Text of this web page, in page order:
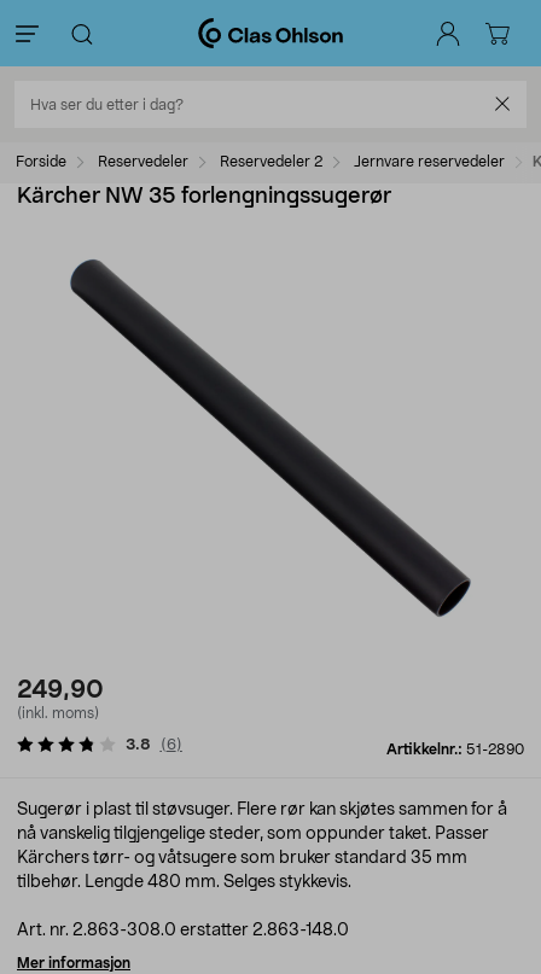
Forside Reservedeler Reservedeler 2 Jernvare reservedeler
Kärcher NW 35 forlengningssugerør
249,90
(inkl. moms)
Artikkelnr.: 51-2890
3.8 (6)
Sugerør i plast til støvsuger. Flere rør kan skjøtes sammen for å
nå vanskelig tilgjengelige steder, som oppunder taket. Passer
Kärchers tørr- og våtsugere som bruker standard 35 mm
tilbehør. Lengde 480 mm. Selges stykkevis.
Art. nr. 2.863-308.0 erstatter 2.863-148.0
Mer informasjon